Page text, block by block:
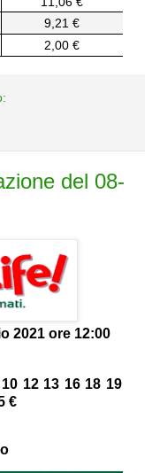
9,21 €
2,00 €
del 08-
2021 ore 12:00
12 13 16 18 19
€